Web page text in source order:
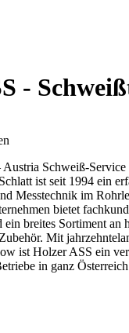
-
Schweiß-Service
ist seit 1994 ein
Messtechnik im
bietet
ein breites Sortiment an
Mit
ist Holzer ASS ein
in ganz